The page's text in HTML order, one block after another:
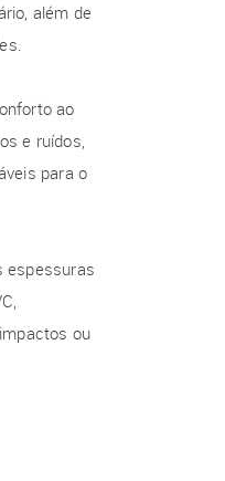
além de
ao
e ruídos,
para o
espessuras
ou